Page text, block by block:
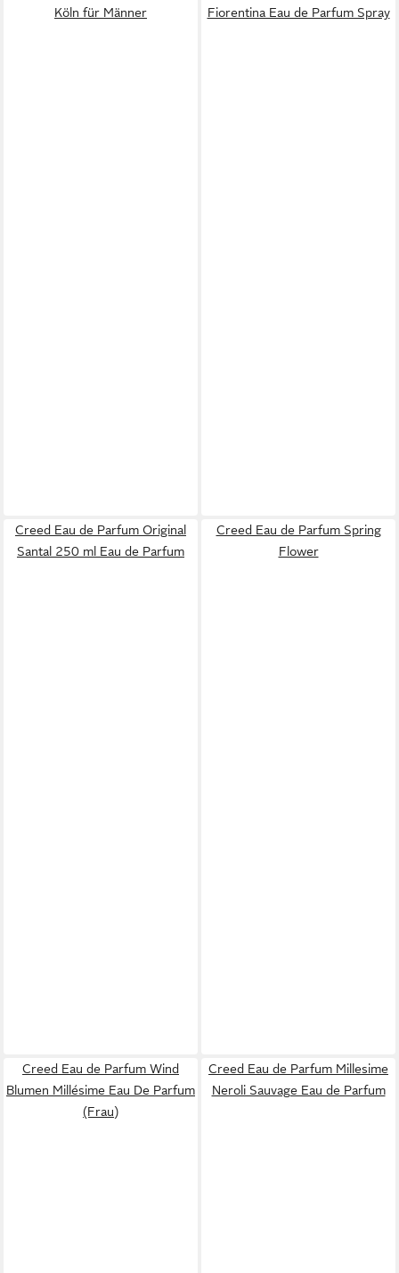
Köln für Männer
Fiorentina Eau de Parfum Spray
Creed Eau de Parfum Original
Santal 250 ml Eau de Parfum
Creed Eau de Parfum Spring
Flower
Creed Eau de Parfum Wind
Blumen Millésime Eau De Parfum
(Frau)
Creed Eau de Parfum Millesime
Neroli Sauvage Eau de Parfum